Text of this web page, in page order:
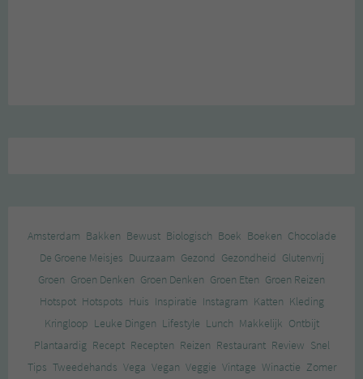
Amsterdam Bakken Bewust Biologisch Boek Boeken Chocolade
De Groene Meisjes Duurzaam Gezond Gezondheid Glutenvrij
Groen Groen Denken Groen Denken Groen Eten Groen Reizen
Hotspot Hotspots Huis Inspiratie Instagram Katten Kleding
Kringloop Leuke Dingen Lifestyle Lunch Makkelijk Ontbijt
Plantaardig Recept Recepten Reizen Restaurant Review Snel
Tips Tweedehands Vega Vegan Veggie Vintage Winactie Zomer